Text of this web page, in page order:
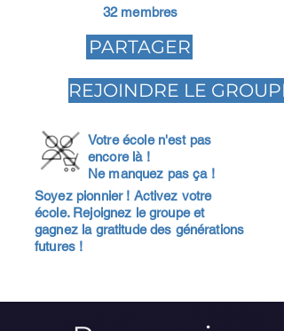
32 membres
PARTAGER
REJOINDRE LE GROUPE
Votre école n'est pas
encore là !
Ne manquez pas ça !
Soyez pionnier ! Activez votre
école. Rejoignez le groupe et
gagnez la gratitude des générations
futures !